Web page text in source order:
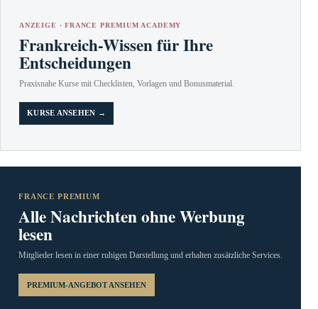
ANZEIGE · FRANCE PREMIUM ACADEMY
Frankreich-Wissen für Ihre
Entscheidungen
Praxisnahe Kurse mit Checklisten, Vorlagen und Bonusmaterial.
KURSE ANSEHEN →
FRANCE PREMIUM
Alle Nachrichten ohne Werbung
lesen
Mitglieder lesen in einer ruhigen Darstellung und erhalten zusätzliche Services.
PREMIUM-ANGEBOT ANSEHEN